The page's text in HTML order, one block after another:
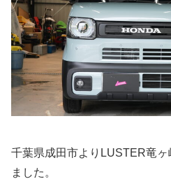
千葉県成田市よりLUSTER竜
ました。